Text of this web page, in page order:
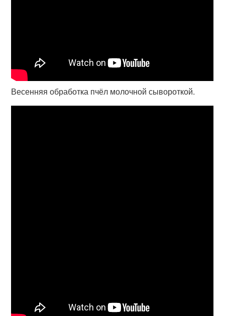
Весенняя обработка пчёл молочной сывороткой.